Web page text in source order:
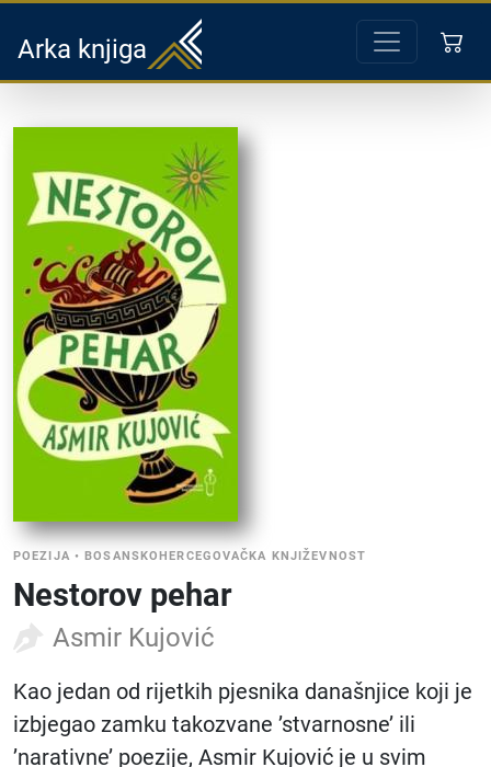
Arka knjiga
POEZIJA •BOSANSKOHERCEGOVAČKA KNJIŽEVNOST
Nestorov pehar
Asmir Kujović
Kao jedan od rijetkih pjesnika današnjice koji je
izbjegao zamku takozvane ’stvarnosne’ ili
’narativne’ poezije, Asmir Kujović je u svim